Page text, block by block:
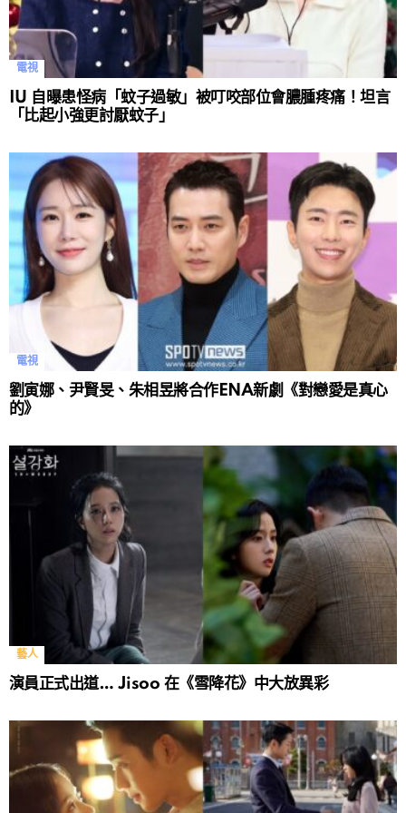
電視
IU 自曝患怪病「蚊子過敏」被叮咬部位會膿腫疼痛！坦言
「比起小強更討厭蚊子」
電視
劉寅娜、尹賢旻、朱相昱將合作ENA新劇《對戀愛是真心
的》
藝人
演員正式出道… Jisoo 在《雪降花》中大放異彩